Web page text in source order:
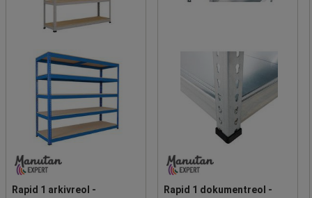
Rapid 1 arkivreol -
Rapid 1 dokumentreol -